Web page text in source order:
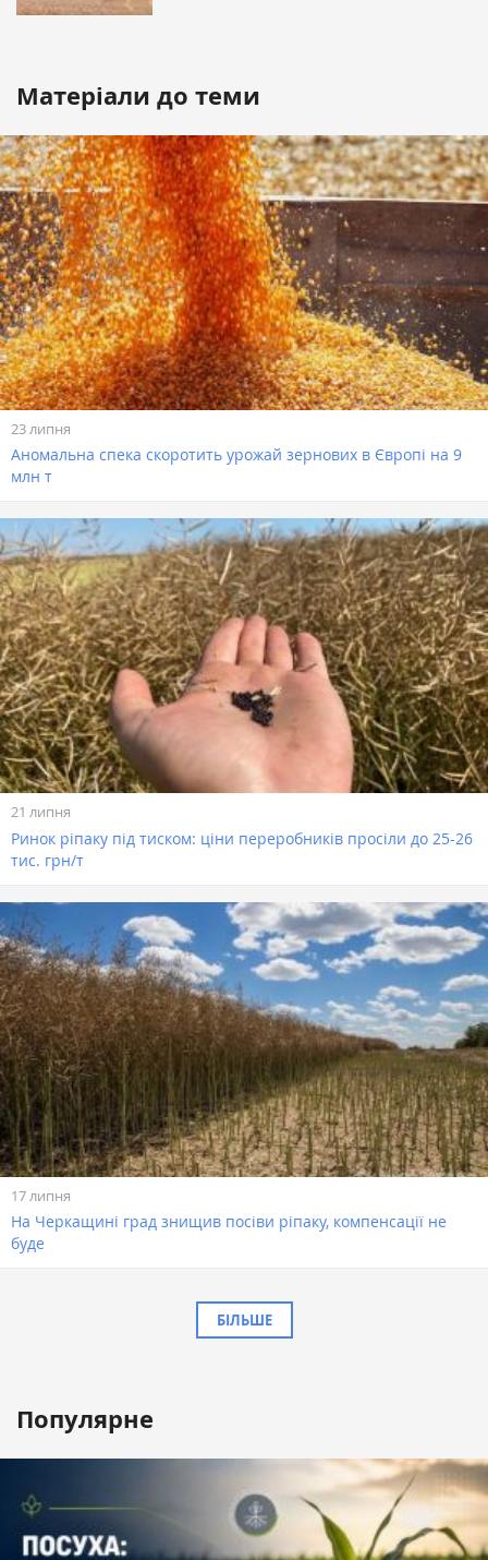
Матеріали до теми
23 липня
Аномальна спека скоротить урожай зернових в Європі на 9
млн т
21 липня
Ринок ріпаку під тиском: ціни переробників просіли до 25-26
тис. грн/т
17 липня
На Черкащині град знищив посіви ріпаку, компенсації не
буде
БІЛЬШЕ
Популярне